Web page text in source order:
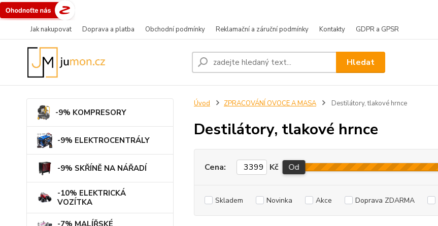
Jak nakupovat Doprava a platba Obchodní podmínky Reklamační a záruční podmínky Kontakty GDPR a GPSR
Hledat
-9% KOMPRESORY
-9% ELEKTROCENTRÁLY
-9% SKŘÍNĚ NA NÁŘADÍ
-10% ELEKTRICKÁ
VOZÍTKA
-7% MALÍŘSKÉ
Úvod ZPRACOVÁNÍ OVOCE A MASA Destilátory, tlakové hrnce
Destilátory, tlakové hrnce
Cena: Kč Od
Skladem Novinka Akce Doprava ZDARMA